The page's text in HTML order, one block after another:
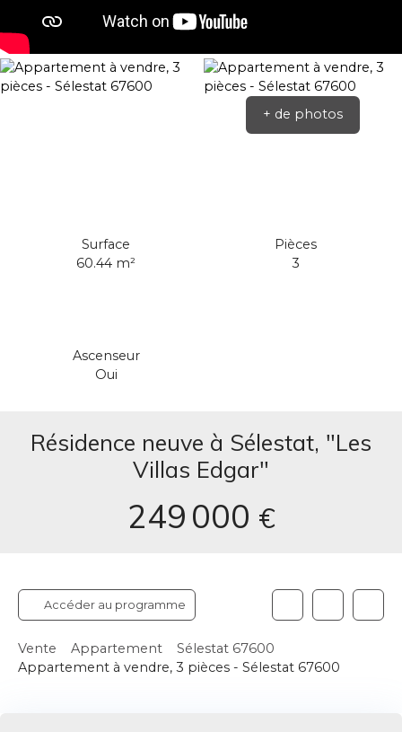
+ de photos
Surface
60.44 m²
Pièces
3
Ascenseur
Oui
Résidence neuve à Sélestat, "Les
Villas Edgar"
249 000 €
Accéder au programme
Vente Appartement
Sélestat 67600
Appartement à vendre, 3 pièces - Sélestat 67600